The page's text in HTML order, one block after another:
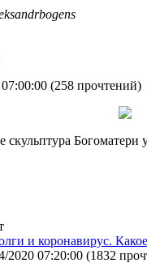
(258 прочтений)
Богоматери
и коронавирус.
2020 07:20:00 (1832